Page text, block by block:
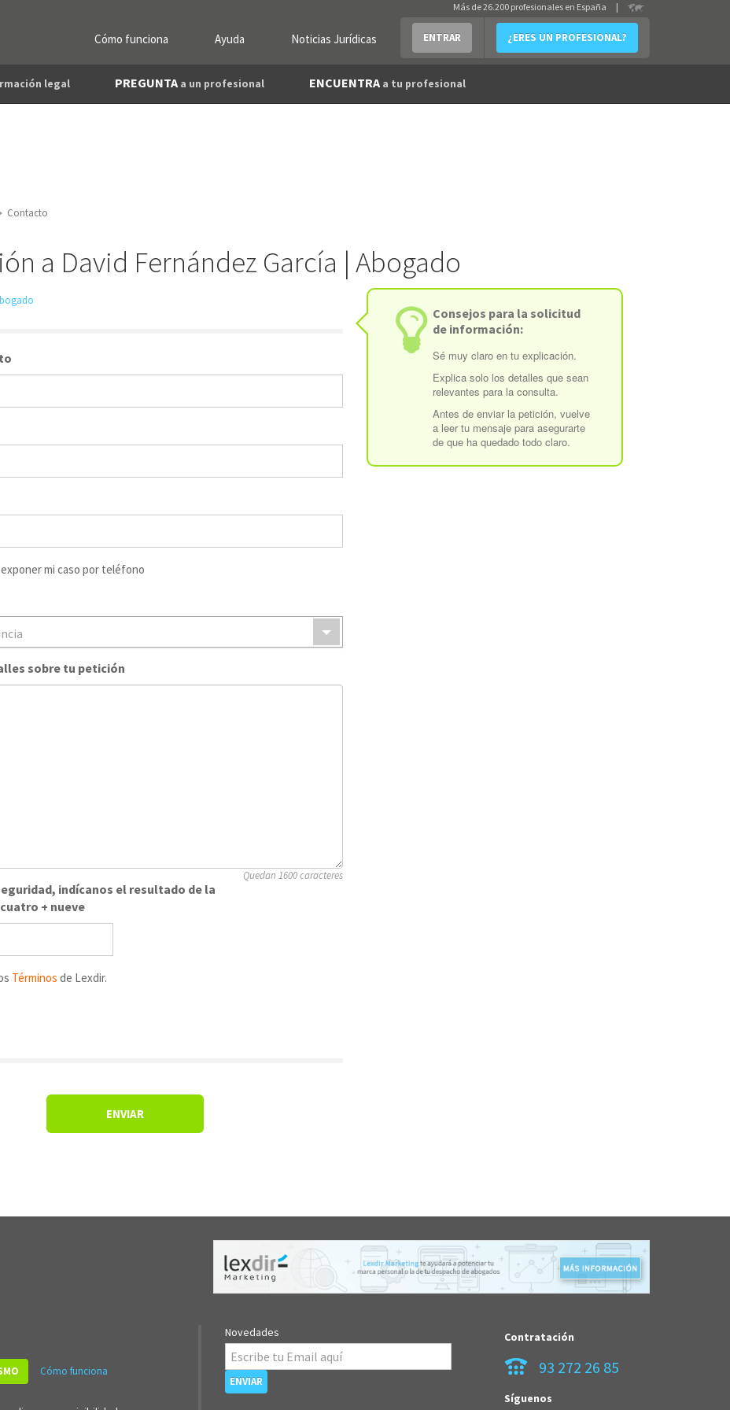
Cómo funciona Ayuda Noticias Jurídicas ENTRAR ¿ERES UN PROFESIONAL?
Más de 26.200 profesionales en España |
legal PREGUNTA a un profesional ENCUENTRA a tu profesional
Contacto
a David Fernández García | Abogado
mi caso por teléfono
sobre tu petición
Quedan 1600 caracteres
indícanos el resultado de la
+ nueve
Términos de Lexdir.
Consejos para la solicitud
de información:
Sé muy claro en tu explicación.
Explica solo los detalles que sean
relevantes para la consulta.
Antes de enviar la petición, vuelve
a leer tu mensaje para asegurarte
de que ha quedado todo claro.
Cómo funciona
Novedades Contratación
93 272 26 85
Síguenos